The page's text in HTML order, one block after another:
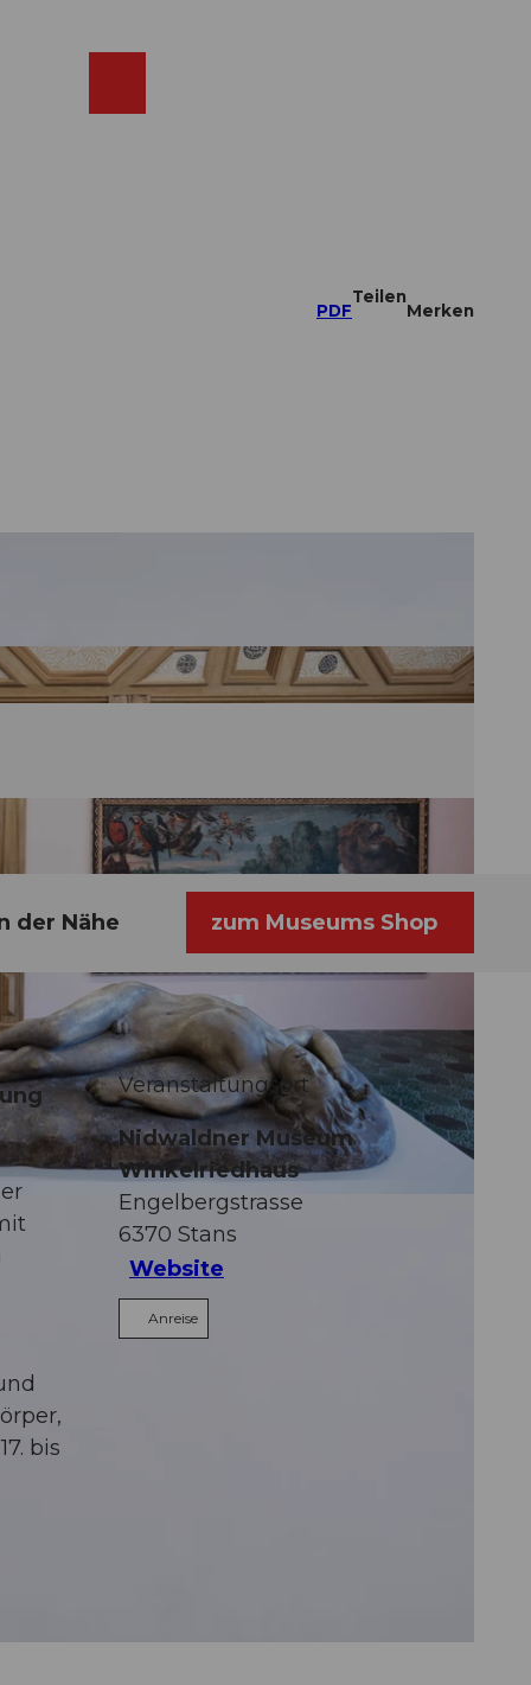
PDF
Teilen
Merken
der Nähe zum Museums Shop
bis
Veranstaltungsort
Nidwaldner Museum
Winkelriedhaus
Engelbergstrasse
6370 Stans
Website
Anreise